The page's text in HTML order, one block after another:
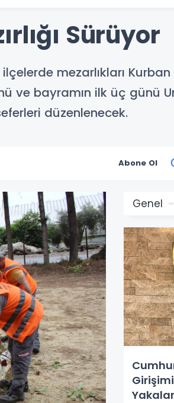
Sürüyor
mezarlıkları Kurban
ve bayramın ilk üç günü
düzenlenecek.
Abone Ol
Genel